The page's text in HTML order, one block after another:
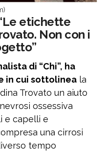
etichette
Non con i
di “Chi”, ha
in cui sottolinea la
Trovato un aiuto
ossessiva
e capelli e
una cirrosi
tempo